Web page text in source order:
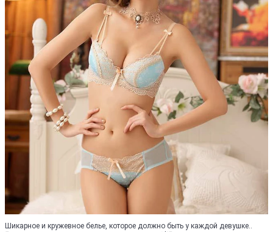
Шикарное и кружевное белье, которое должно быть у каждой девушке..